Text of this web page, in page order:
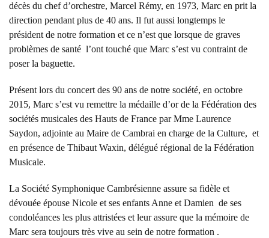
décès du chef d’orchestre, Marcel Rémy, en 1973, Marc en prit la
direction pendant plus de 40 ans. Il fut aussi longtemps le
président de notre formation et ce n’est que lorsque de graves
problèmes de santé l’ont touché que Marc s’est vu contraint de
poser la baguette.
Présent lors du concert des 90 ans de notre société, en octobre
2015, Marc s’est vu remettre la médaille d’or de la Fédération des
sociétés musicales des Hauts de France par Mme Laurence
Saydon, adjointe au Maire de Cambrai en charge de la Culture, et
en présence de Thibaut Waxin, délégué régional de la Fédération
Musicale.
La Société Symphonique Cambrésienne assure sa fidèle et
dévouée épouse Nicole et ses enfants Anne et Damien de ses
condoléances les plus attristées et leur assure que la mémoire de
Marc sera toujours très vive au sein de notre formation .